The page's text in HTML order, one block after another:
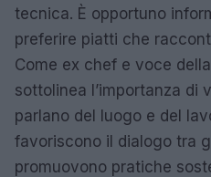
tecnica. È opportuno
preferire piatti che
Come ex chef e voce
sottolinea l’importanza di
parlano del luogo e del
favoriscono il dialogo tra
promuovono pratiche